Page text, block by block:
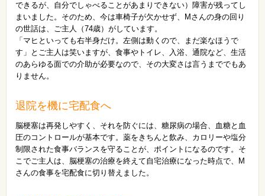
できるが、自分でしゃべることがあまりできない）障害が残ってし
まいました。そのため、今は車椅子が欠かせず、Mさんの身の回り
の世話は、ご主人（74歳）がしています。
「マヒといっても右半身だけ。左側は動くので、まだ楽なほうで
す」とご主人は笑いますが、食事やトイレ、入浴、通院など、生活
のあらゆる面での介助が必要なので、その大変さは言うまででもあ
りません。
退院を機に宅配食へ
脳梗塞は再発しやすく、それを防ぐには、糖尿病の場合、血糖と血
圧のコントロールが基本です。薬をきちんと飲み、カロリーや塩分
制限された食事バランスを守ることが、ポイントになるのです。そ
こでご主人は、脳梗塞の治療を終えて自宅治療になった時点で、M
さんの食事を宅配食に切り替えました。